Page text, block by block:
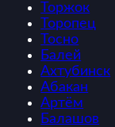
Торжок
Торопец
Тосно
Балей
Ахтубинск
Абакан
Артём
Балашов